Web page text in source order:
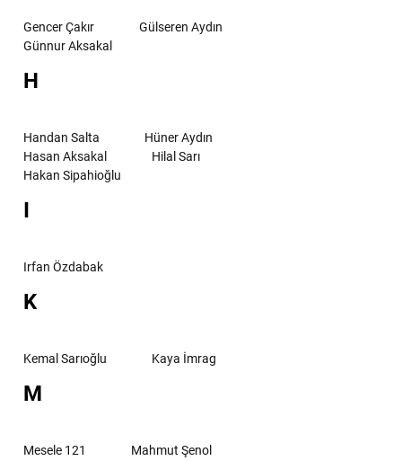
Gencer Çakır
Gülseren Aydın
Günnur Aksakal
H
Handan Salta
Hüner Aydın
Hasan Aksakal
Hilal Sarı
Hakan Sipahioğlu
I
Irfan Özdabak
K
Kemal Sarıoğlu Kaya İmrag
M
Mesele 121
Mahmut Şenol